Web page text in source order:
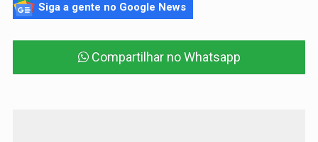
Siga a gente no Google News
Compartilhar no Whatsapp